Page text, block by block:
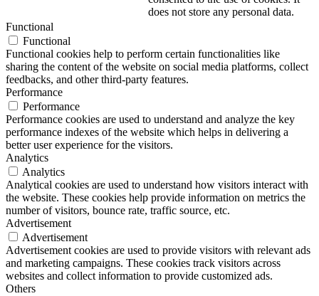
does not store any personal data.
Functional
Functional
Functional cookies help to perform certain functionalities like
sharing the content of the website on social media platforms, collect
feedbacks, and other third-party features.
Performance
Performance
Performance cookies are used to understand and analyze the key
performance indexes of the website which helps in delivering a
better user experience for the visitors.
Analytics
Analytics
Analytical cookies are used to understand how visitors interact with
the website. These cookies help provide information on metrics the
number of visitors, bounce rate, traffic source, etc.
Advertisement
Advertisement
Advertisement cookies are used to provide visitors with relevant ads
and marketing campaigns. These cookies track visitors across
websites and collect information to provide customized ads.
Others